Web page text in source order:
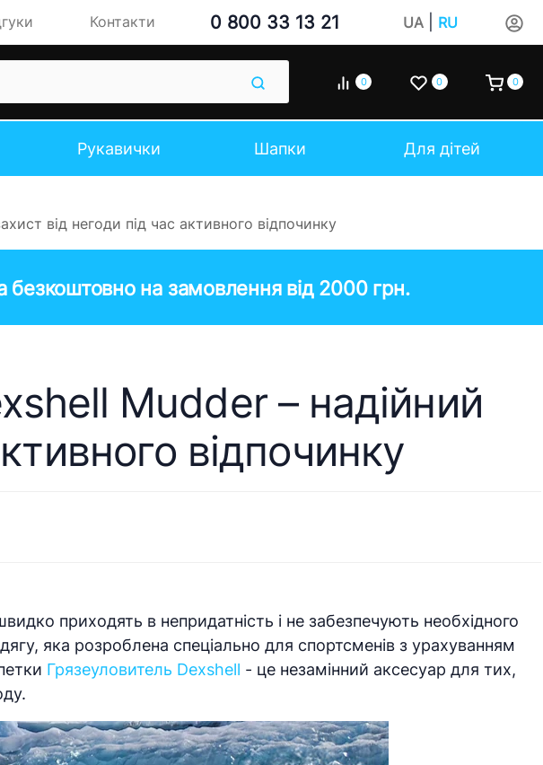
Контакти 0 800 33 13 21 UA| RU
0 0 0
Рукавички Шапки Для дітей
від негоди під час активного відпочинку
на замовлення від 2000 грн.
Mudder – надійний
відпочинку
приходять в непридатність і не забезпечують необхідного
яка розроблена спеціально для спортсменів з урахуванням
Грязеуловитель Dexshell - це незамінний аксесуар для тих,